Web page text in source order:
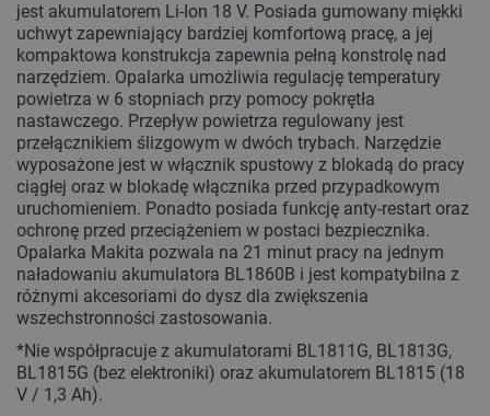
jest akumulatorem Li-Ion 18 V. Posiada gumowany miękki
uchwyt zapewniający bardziej komfortową pracę, a jej
kompaktowa konstrukcja zapewnia pełną konstrolę nad
narzędziem. Opalarka umożliwia regulację temperatury
powietrza w 6 stopniach przy pomocy pokrętła
nastawczego. Przepływ powietrza regulowany jest
przełącznikiem ślizgowym w dwóch trybach. Narzędzie
wyposażone jest w włącznik spustowy z blokadą do pracy
ciągłej oraz w blokadę włącznika przed przypadkowym
uruchomieniem. Ponadto posiada funkcję anty-restart oraz
ochronę przed przeciążeniem w postaci bezpiecznika.
Opalarka Makita pozwala na 21 minut pracy na jednym
naładowaniu akumulatora BL1860B i jest kompatybilna z
różnymi akcesoriami do dysz dla zwiększenia
wszechstronności zastosowania.
*Nie współpracuje z akumulatorami BL1811G, BL1813G,
BL1815G (bez elektroniki) oraz akumulatorem BL1815 (18
V / 1,3 Ah).